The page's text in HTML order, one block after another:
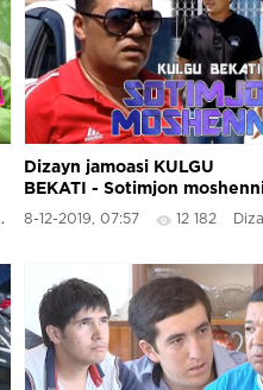
Dizayn jamoasi KULGU
BEKATI - Sotimjon
8-12-2019, 07:57 12 182